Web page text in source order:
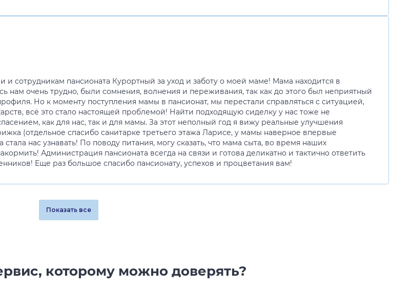
и сотрудникам пансионата Курортный за уход и заботу о моей маме! Мама находится в
нам очень трудно, были сомнения, волнения и переживания, так как до этого был неприятный
Но к моменту поступления мамы в пансионат, мы перестали справляться с ситуацией,
всё это стало настоящей проблемой! Найти подходящую сиделку у нас тоже не
как для нас, так и для мамы. За этот неполный год я вижу реальные улучшения
(отдельное спасибо санитарке третьего этажа Ларисе, у мамы наверное впервые
нас узнавать! По поводу питания, могу сказать, что мама сыта, во время наших
Администрация пансионата всегда на связи и готова деликатно и тактично ответить
Еще раз большое спасибо пансионату, успехов и процветания вам!
Показать все
которому можно доверять?